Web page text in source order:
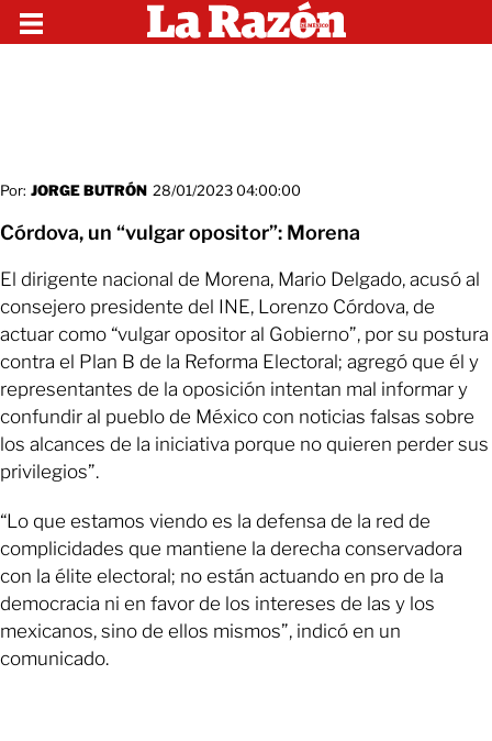
Por: JORGE BUTRÓN 28/01/2023 04:00:00
Córdova, un “vulgar opositor”: Morena
El dirigente nacional de Morena, Mario Delgado, acusó al
consejero presidente del INE, Lorenzo Córdova, de
actuar como “vulgar opositor al Gobierno”, por su postura
contra el Plan B de la Reforma Electoral; agregó que él y
representantes de la oposición intentan mal informar y
confundir al pueblo de México con noticias falsas sobre
los alcances de la iniciativa porque no quieren perder sus
privilegios”.
“Lo que estamos viendo es la defensa de la red de
complicidades que mantiene la derecha conservadora
con la élite electoral; no están actuando en pro de la
democracia ni en favor de los intereses de las y los
mexicanos, sino de ellos mismos”, indicó en un
comunicado.